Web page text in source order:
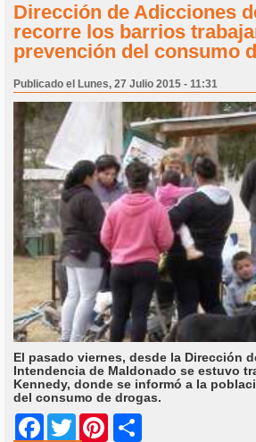
Dirección de Adicciones
recorre los barrios
prevención del consumo
Publicado el Lunes, 27 Julio 2015 - 11:31
El pasado viernes, desde la Dirección
Intendencia de Maldonado se estuvo
Kennedy, donde se informó a la
del consumo de drogas.
Facebook
Twitter Pinterest